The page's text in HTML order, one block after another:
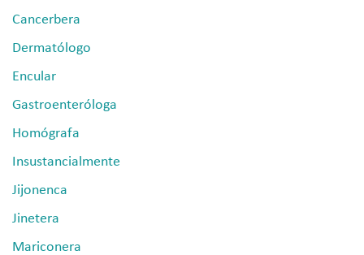
Cancerbera
Dermatólogo
Encular
Gastroenteróloga
Homógrafa
Insustancialmente
Jijonenca
Jinetera
Mariconera